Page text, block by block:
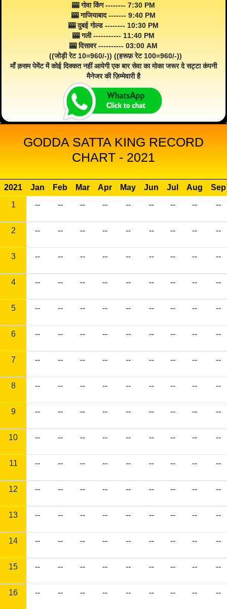
🎰 गोवा किंग -------- 7:30 PM
🎰 गाजियाबाद ------- 9:40 PM
🎰 दुबई गोल्ड -------- 10:30 PM
🎰 गली ----------- 11:40 PM
🎰 दिसावर ---------- 03:00 AM
((जोड़ी रेट 10=960/-)) ((हरूफ़ रेट 100=960/-))
माँ क़सम पेमेंट में कोई दिक्कत नहीं आयेगी एक बार सेवा का मोका जरूर दे सट्टा कंपनी
मैनेजर की ज़िम्मेवारी है
GODDA SATTA KING RECORD
CHART - 2021
2021 Jan Feb Mar Apr May Jun Jul Aug
Sep
1
-- -- -- -- -- -- -- -- --
2 -- -- -- -- -- -- -- -- --
3 -- -- -- -- -- -- -- -- --
4 -- -- -- -- -- -- -- -- --
5 -- -- -- -- -- -- -- -- --
6 -- -- -- -- -- -- -- -- --
7 -- -- -- -- -- -- -- -- --
8 -- -- -- -- -- -- -- -- --
9 -- -- -- -- -- -- -- -- --
10 -- -- -- -- -- -- -- -- --
11 -- -- -- -- -- -- -- -- --
12 -- -- -- -- -- -- -- -- --
13 -- -- -- -- -- -- -- -- --
14 -- -- -- -- -- -- -- -- --
15 -- -- -- -- -- -- -- -- --
16 -- -- -- -- -- -- -- -- --